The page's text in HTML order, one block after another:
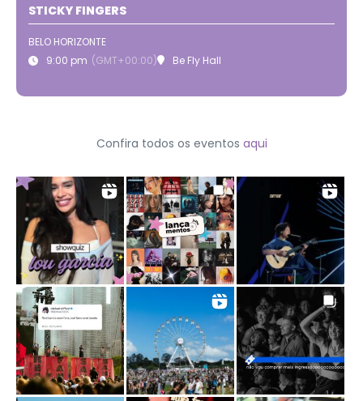
STICKY FINGERS
BELO HORIZONTE
9:00 pm (GMT+00:00) Be Fly Hall
Confira todos os eventos aqui